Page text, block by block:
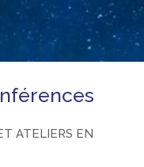
ATELIERS EN